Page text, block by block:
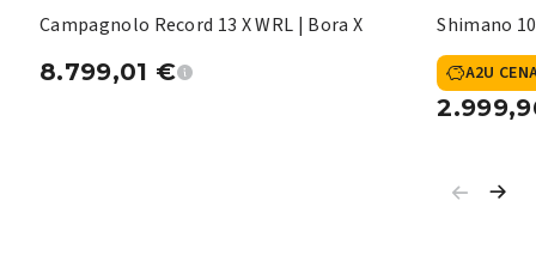
Campagnolo Record 13 X WRL | Bora X
8.799,01 €
Shimano
A2U